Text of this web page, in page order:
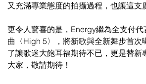
又充滿專業態度的拍攝過程，也讓這支
更令人驚喜的是，Energy繼為全支付
曲〈High 5〉，將新歌與全新舞步首
了讓歌迷大飽耳福期待不已，更是替
大家，敬請期待！